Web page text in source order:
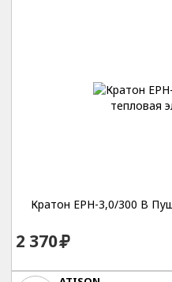
Кратон EPH-3,0/300 B
2 370